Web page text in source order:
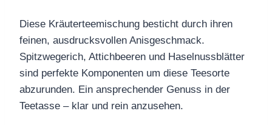
Diese Kräuterteemischung besticht durch ihren
feinen, ausdrucksvollen Anisgeschmack.
Spitzwegerich, Attichbeeren und Haselnussblätter
sind perfekte Komponenten um diese Teesorte
abzurunden. Ein ansprechender Genuss in der
Teetasse – klar und rein anzusehen.